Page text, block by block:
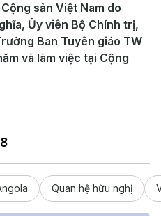
sản Việt Nam do
Ủy viên Bộ Chính trị,
Ban Tuyên giáo TW
và làm việc tại Cộng
Quan hệ hữu nghị